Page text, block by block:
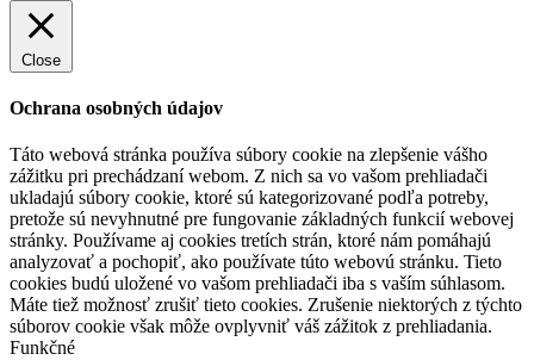
Close
Ochrana osobných údajov
Táto webová stránka používa súbory cookie na zlepšenie vášho
zážitku pri prechádzaní webom. Z nich sa vo vašom prehliadači
ukladajú súbory cookie, ktoré sú kategorizované podľa potreby,
pretože sú nevyhnutné pre fungovanie základných funkcií webovej
stránky. Používame aj cookies tretích strán, ktoré nám pomáhajú
analyzovať a pochopiť, ako používate túto webovú stránku. Tieto
cookies budú uložené vo vašom prehliadači iba s vaším súhlasom.
Máte tiež možnosť zrušiť tieto cookies. Zrušenie niektorých z týchto
súborov cookie však môže ovplyvniť váš zážitok z prehliadania.
Funkčné